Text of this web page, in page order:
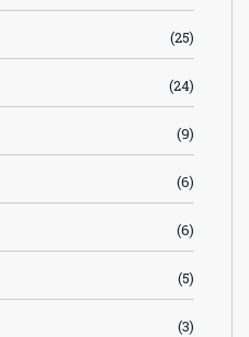
(25)
(24)
(9)
(6)
(6)
(5)
(3)